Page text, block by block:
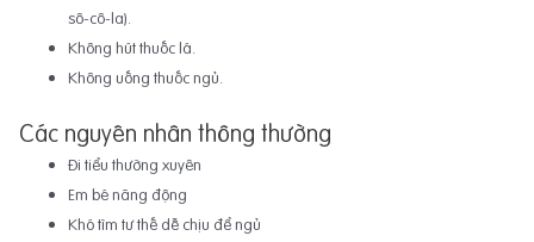
sô-cô-la).
Không hút thuốc lá.
Không uống thuốc ngủ.
Các nguyên nhân thông thường
Đi tiểu thường xuyên
Em bé năng động
Khó tìm tư thế dễ chịu để ngủ